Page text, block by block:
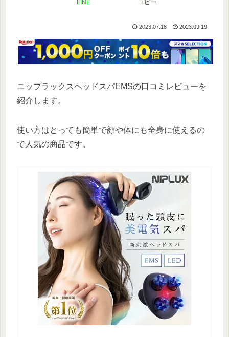
LINE コピー
2023.07.18 2023.09.19
ニップラックスヘッドスパEMSの口コミレビューを
紹介します。
使い方はとっても簡単で顔や体にも全身に使えるの
で人気の商品です。